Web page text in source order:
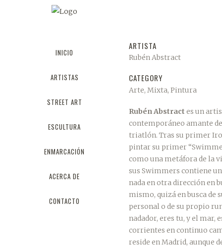
INICIO
ARTISTAS
STREET ART
ESCULTURA
ENMARCACIÓN
ACERCA DE
CONTACTO
ARTISTA
Rubén Abstract
CATEGORY
Arte, Mixta, Pintura
Rubén Abstract es un
contemporáneo amante
triatlón. Tras su primer
pintar su primer
como una metáfora de la
sus Swimmers contiene
nada en otra dirección en
mismo, quizá en busca de
personal o de su propio
nadador, eres tu, y el mar,
corrientes en continuo
reside en Madrid, aunque